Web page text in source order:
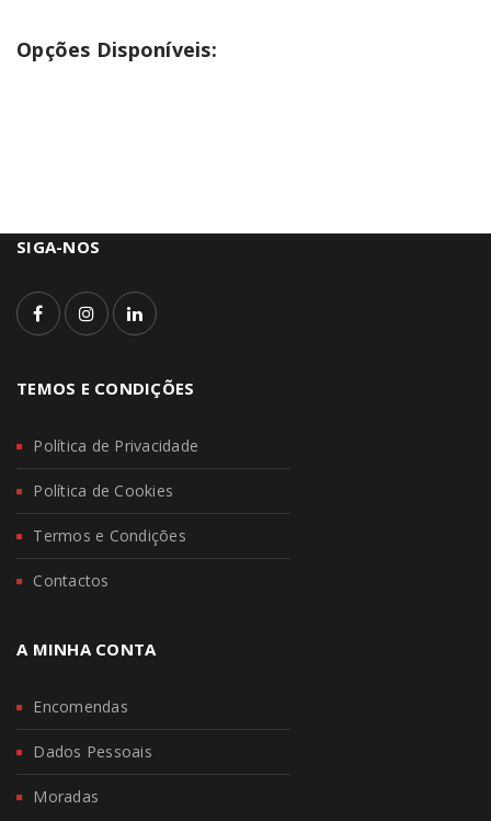
Opções Disponíveis:
SIGA-NOS
TEMOS E CONDIÇÕES
Política de Privacidade
Política de Cookies
Termos e Condições
Contactos
A MINHA CONTA
Encomendas
Dados Pessoais
Moradas